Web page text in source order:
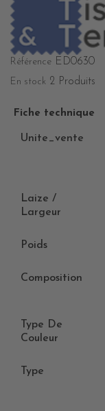
Référence ED0630
En stock 2 Produits
Fiche technique
Unite_vente
Laize /
Largeur
Poids
Composition
Type De
Couleur
Type